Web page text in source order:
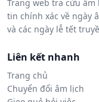
Trang web tra cứu
tin chính xác về ngày
và các ngày lễ tết
Liên kết nhanh
Trang chủ
Chuyển đổi âm lịch